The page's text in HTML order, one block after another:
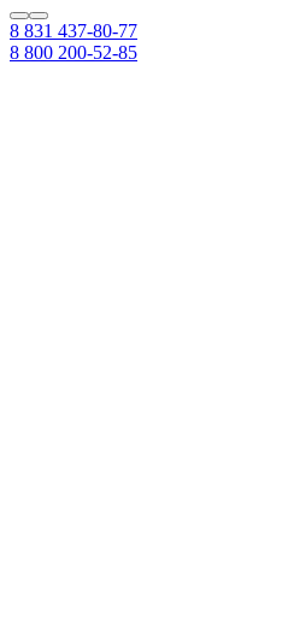
8 831 437-80-77
8 800 200-52-85